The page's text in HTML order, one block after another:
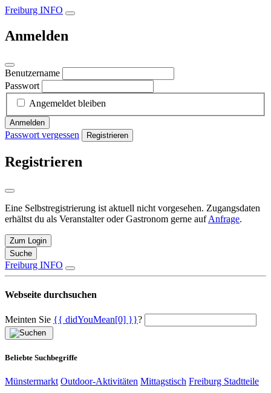
Freiburg INFO
Anmelden
Benutzername
Passwort
Angemeldet bleiben
Anmelden
Passwort vergessen Registrieren
Registrieren
Eine Selbstregistrierung ist aktuell nicht vorgesehen. Zugangsdaten
erhältst du als Veranstalter oder Gastronom gerne aufAnfrage.
Zum Login
Suche
Freiburg INFO
Webseite durchsuchen
Meinten Sie {{ didYouMean[0] }}?
Beliebte Suchbegriffe
Münstermarkt Outdoor-Aktivitäten Mittagstisch Freiburg Stadtteile